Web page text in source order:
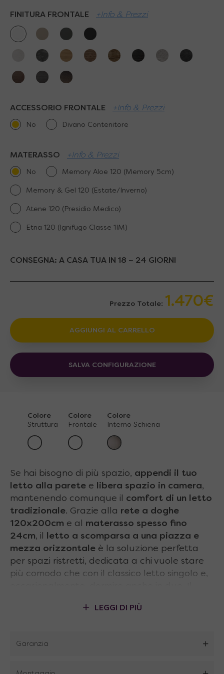
FINITURA FRONTALE +Info & Prezzi
ACCESSORIO FRONTALE +Info & Prezzi
No Divano Contenitore
MATERASSO +Info & Prezzi
No Memory Aloe 120 (Memory 5cm)
Memory & Gel 120 (Estate/Inverno)
Atene 120 (Presidio Medico)
Etna 120 (Ignifugo Classe 1IM)
CONSEGNA: A CASA TUA IN 18 ~ 24 GIORNI
Prezzo Totale: 1.470€
AGGIUNGI AL CARRELLO
SALVA CONFIGURAZIONE
Colore
Struttura
Colore
Frontale
Colore
Interno Schiena
Se hai bisogno di più spazio, appendi il tuo
letto alla parete e libera spazio in camera,
mantenendo comunque il comfort di un letto
tradizionale. Grazie alla rete a doghe
120x200cm e al materasso spesso fino
24cm, il
letto a scomparsa a una piazza e
mezza orizzontale è la soluzione perfetta
per spazi ristretti, dedicata a chi vuole stare
più comodo che con il classico letto singolo e,
stile a ogni tipo di arredo, fornendo anche un
con
LEGGI DI PIÙ
Garanzia